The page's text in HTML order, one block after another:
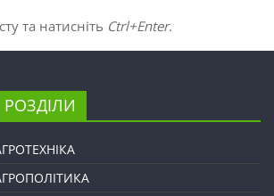
та натисніть Ctrl+Enter.
РОЗДІЛИ